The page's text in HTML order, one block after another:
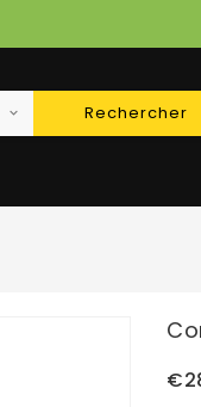
Rechercher